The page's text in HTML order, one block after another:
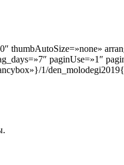
thumbAutoSize=»none»
paginUse=»1″
1/